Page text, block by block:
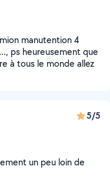
manutention 4
ps heureusement que
à tous le monde allez
5/5
un peu loin de